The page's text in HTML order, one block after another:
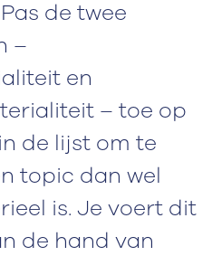
Pas de twee
–
en
– toe op
de lijst om te
topic dan wel
is. Je voert dit
de hand van